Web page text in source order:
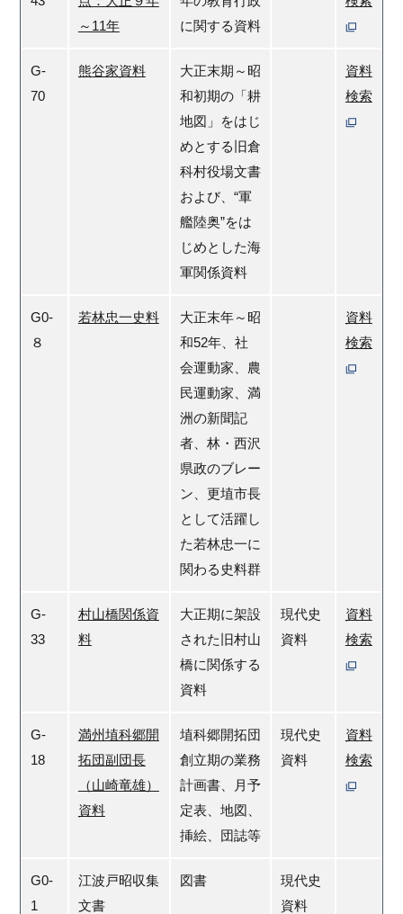
～11年
に関する資料
G-
70
熊谷家資料
大正末期～昭
和初期の「耕
地図」をはじ
めとする旧倉
科村役場文書
および、“軍
艦陸奥”をは
じめとした海
軍関係資料
資料
検索
G0-
８
若林忠一史料
大正末年～昭
和52年、社
会運動家、農
民運動家、満
洲の新聞記
者、林・西沢
県政のブレー
ン、更埴市長
として活躍し
た若林忠一に
関わる史料群
資料
検索
G-
33
村山橋関係資
料
大正期に架設
された旧村山
橋に関係する
資料
現代史
資料
資料
検索
G-
18
満州埴科郷開
拓団副団長
（山崎竜雄）
資料
埴科郷開拓団
創立期の業務
計画書、月予
定表、地図、
挿絵、団誌等
現代史
資料
資料
検索
G0-
1
江波戸昭収集
文書
図書
現代史
資料